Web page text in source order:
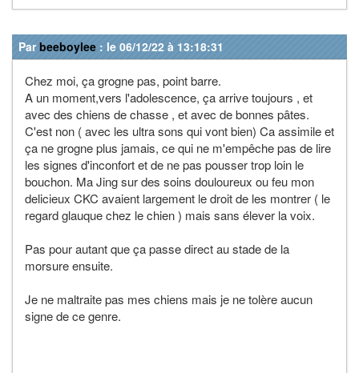
Parbeeboylee : le 06/12/22 à 13:18:31
Chez moi, ça grogne pas, point barre.
A un moment,vers l'adolescence, ça arrive toujours , et
avec des chiens de chasse , et avec de bonnes pâtes.
C'est non ( avec les ultra sons qui vont bien) Ca assimile et
ça ne grogne plus jamais, ce qui ne m'empêche pas de lire
les signes d'inconfort et de ne pas pousser trop loin le
bouchon. Ma Jing sur des soins douloureux ou feu mon
delicieux CKC avaient largement le droit de les montrer ( le
regard glauque chez le chien ) mais sans élever la voix.
Pas pour autant que ça passe direct au stade de la
morsure ensuite.
Je ne maltraite pas mes chiens mais je ne tolère aucun
signe de ce genre.